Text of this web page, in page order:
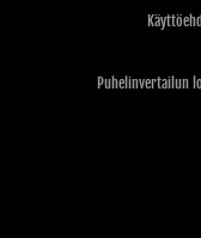
Puhelinvertailun